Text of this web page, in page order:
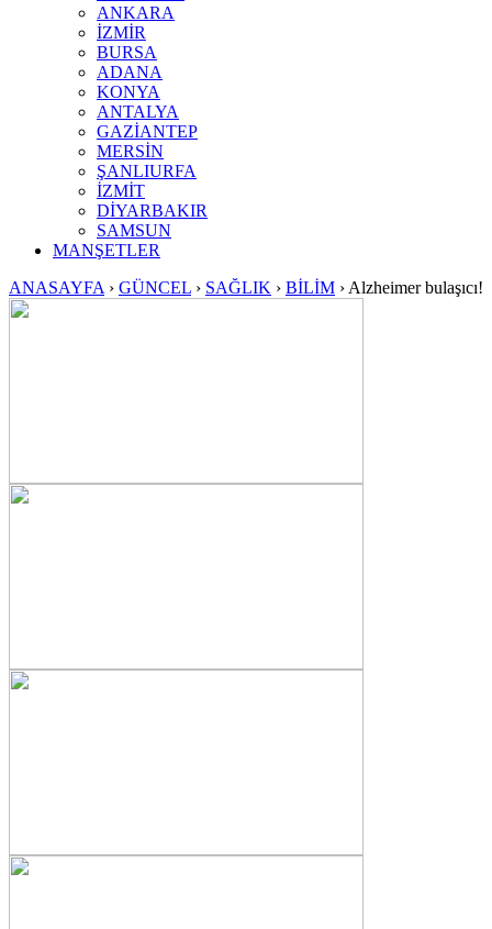
ANKARA
İZMİR
BURSA
ADANA
KONYA
ANTALYA
GAZİANTEP
MERSİN
ŞANLIURFA
İZMİT
DİYARBAKIR
SAMSUN
MANŞETLER
ANASAYFA › GÜNCEL › SAĞLIK › BİLİM › Alzheimer bulaşıcı!